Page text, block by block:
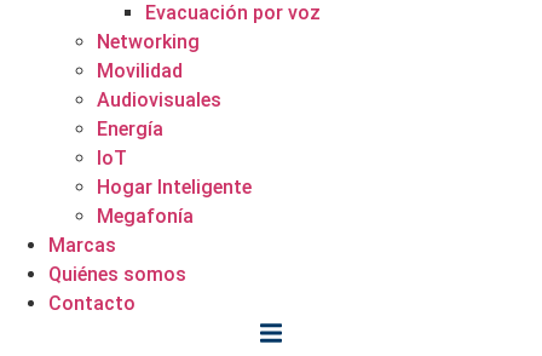
Evacuación por voz
Networking
Movilidad
Audiovisuales
Energía
IoT
Hogar Inteligente
Megafonía
Marcas
Quiénes somos
Contacto